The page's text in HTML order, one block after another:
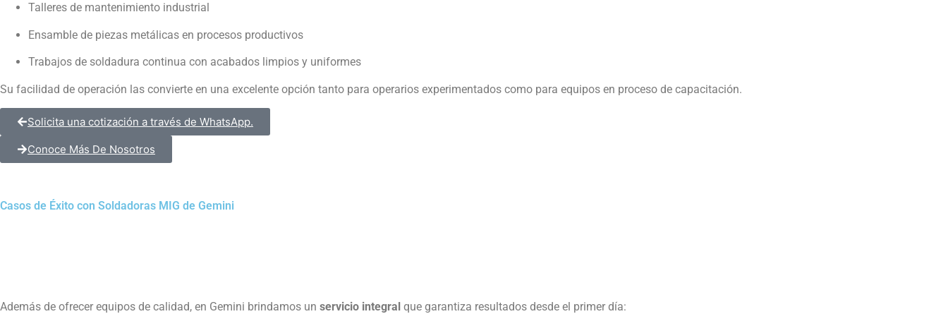
Talleres de mantenimiento industrial
Ensamble de piezas metálicas en procesos productivos
Trabajos de soldadura continua con acabados limpios y uniformes
Su facilidad de operación las convierte en una excelente opción tanto para operarios experimentados como para equipos en proceso de capacitación.
Solicita una cotización a través de WhatsApp.
Conoce Más De Nosotros
Casos de Éxito con Soldadoras MIG de Gemini
Además de ofrecer equipos de calidad, en Gemini brindamos un servicio integral que garantiza resultados desde el primer día: